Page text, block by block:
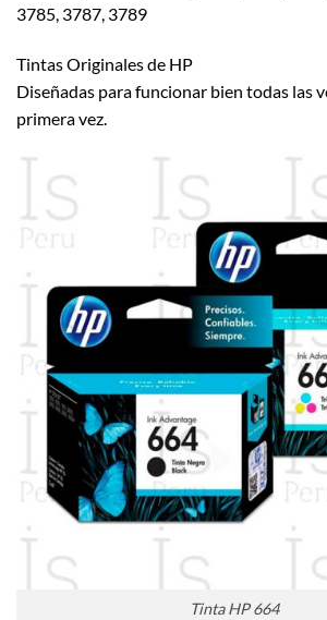
3785, 3787, 3789
Tintas Originales de HP
Diseñadas para funcionar bien todas las
primera vez.
Tinta HP 664